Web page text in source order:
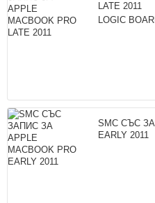
LATE 2011
LOGIC
SMC СЪС
EARLY 2011